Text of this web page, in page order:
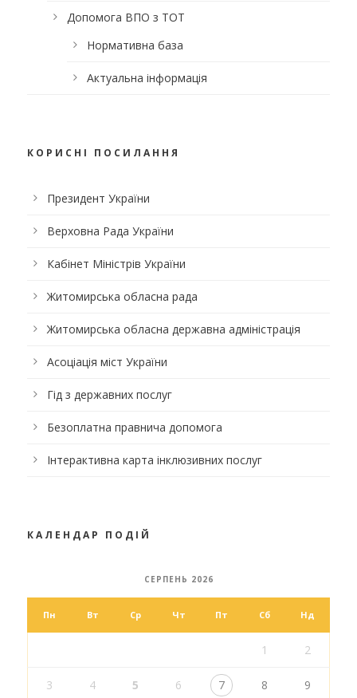
Допомога ВПО з ТОТ
Нормативна база
Актуальна інформація
КОРИСНІ ПОСИЛАННЯ
Президент України
Верховна Рада України
Кабінет Міністрів України
Житомирська обласна рада
Житомирська обласна державна адміністрація
Асоціація міст України
Гід з державних послуг
Безоплатна правнича допомога
Інтерактивна карта інклюзивних послуг
КАЛЕНДАР ПОДІЙ
СЕРПЕНЬ 2026
Пн Вт Ср Чт Пт Сб Нд
1 2
3 4 5 6 7 8 9